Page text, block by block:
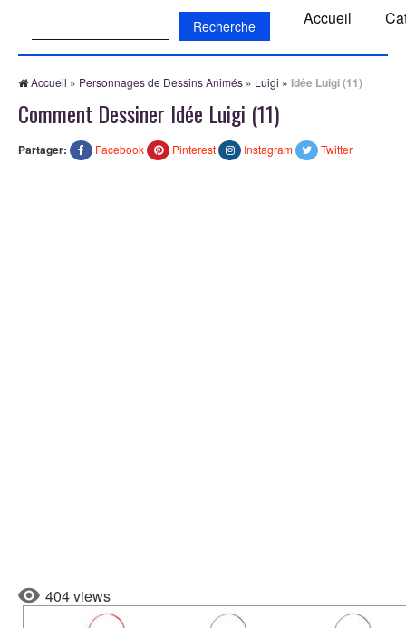
Accueil
Accueil » Personnages de Dessins Animés » Luigi » Idée Luigi (11)
Comment Dessiner Idée Luigi (11)
Partager: Facebook Pinterest Instagram Twitter
404 views